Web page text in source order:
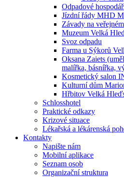
Odpadové
Jízdní řády MHD
Závady na
Muzeum Velká
Svoz odpadu
Farma u Sýkorů
Oksana Zaiets
malířka, básnířka,
Kosmetický salon
Kulturní dům
Hřbitov Velká
Schlosshotel
Praktické odkazy
Krizové situace
Lékařská a lékárenská
Kontakty
Napište nám
Mobilní aplikace
Seznam osob
Organizační struktura